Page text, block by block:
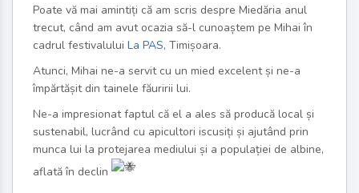
Poate vă mai amintiți că am scris despre Miedăria anul
trecut, când am avut ocazia să-l cunoaștem pe Mihai în
cadrul festivalului La PAS, Timișoara.
Atunci, Mihai ne-a servit cu un mied excelent și ne-a
împărtășit din tainele făuririi lui.
Ne-a impresionat faptul că el a ales să producă local și
sustenabil, lucrând cu apicultori iscusiți și ajutând prin
munca lui la protejarea mediului și a populației de albine,
aflată în declin